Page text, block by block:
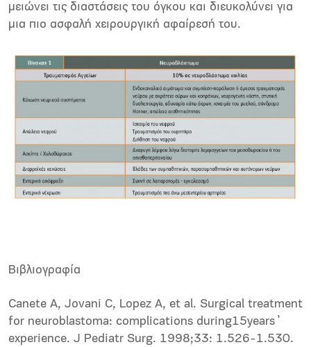
μειώνει τις διαστάσεις του όγκου και διευκολύνει για
μια πιο ασφαλή χειρουργική αφαίρεσή του.
Bιβλιογραφία
Canete A, Jovani C, Lopez A, et al. Surgical treatment
for neuroblastoma: complications during15years᾽
experience. J Pediatr Surg. 1998;33: 1.526-1.530.